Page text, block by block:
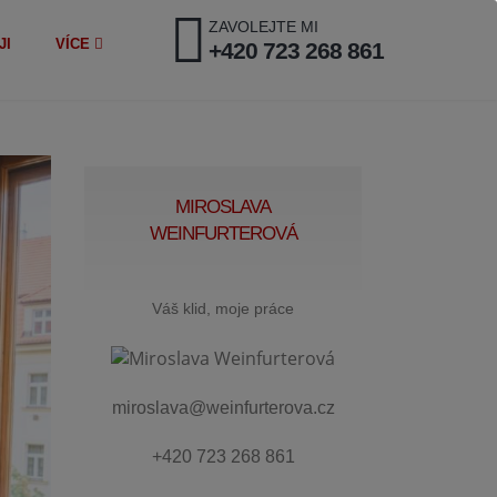
ZAVOLEJTE MI
+420 723 268 861
VÍCE
MIROSLAVA
WEINFURTEROVÁ
Váš klid, moje práce
miroslava@weinfurterova.cz
+420 723 268 861